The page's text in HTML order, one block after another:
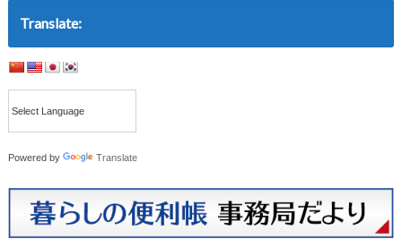
Translate:
Powered by Translate